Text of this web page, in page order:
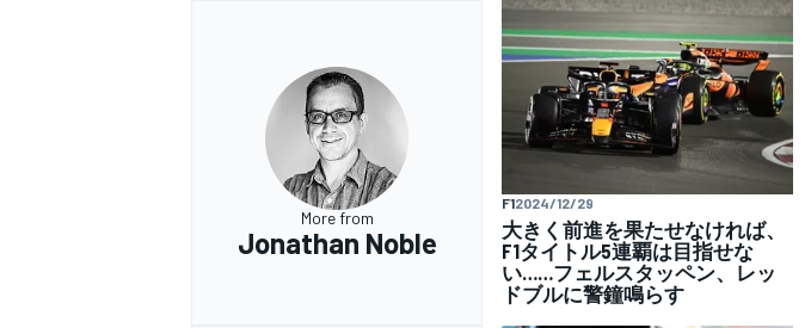
More from
Jonathan Noble
F12024/12/29
大きく前進を果たせなければ、
F1タイトル5連覇は目指せな
い……フェルスタッペン、レッ
ドブルに警鐘鳴らす